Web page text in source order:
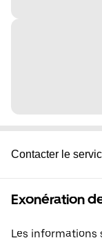
Contacter le
Exonération
Les informations